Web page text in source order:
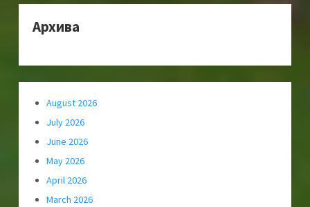
Архива
August 2026
July 2026
June 2026
May 2026
April 2026
March 2026